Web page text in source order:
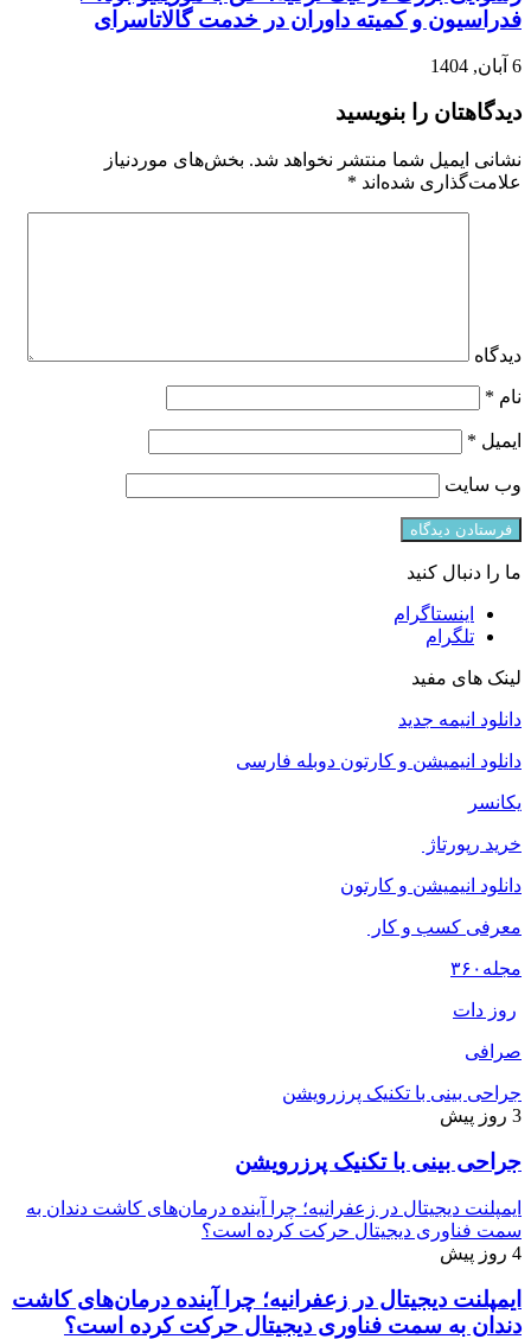
فدراسیون و کمیته داوران در خدمت گالاتاسرای
6 آبان, 1404
دیدگاهتان را بنویسید
نشانی ایمیل شما منتشر نخواهد شد. بخش‌های موردنیاز
علامت‌گذاری شده‌اند *
دیدگاه
نام *
ایمیل *
وب‌ سایت
ما را دنبال کنید
اینستاگرام
تلگرام
لینک های مفید
دانلود انیمه جدید
دانلود انیمیشن و کارتون دوبله فارسی
یکانسر
خرید رپورتاژ
دانلود انیمیشن و کارتون
معرفی کسب و کار
مجله ۳۶۰
روز دات
صرافی
جراحی بینی با تکنیک پرزرویشن
3 روز پیش
جراحی بینی با تکنیک پرزرویشن
ایمپلنت دیجیتال در زعفرانیه؛ چرا آینده درمان‌های کاشت دندان به
سمت فناوری دیجیتال حرکت کرده است؟
4 روز پیش
ایمپلنت دیجیتال در زعفرانیه؛ چرا آینده درمان‌های کاشت
دندان به سمت فناوری دیجیتال حرکت کرده است؟